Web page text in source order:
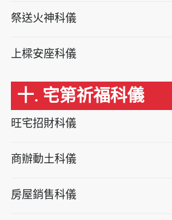
祭送火神科儀
上樑安座科儀
十. 宅第祈福科儀
旺宅招財科儀
商辦動土科儀
房屋銷售科儀